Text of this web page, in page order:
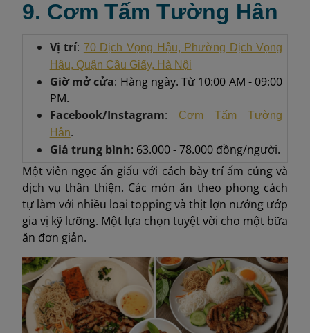
9. Cơm Tấm Tường Hân
Vị trí: 70 Dịch Vọng Hậu, Phường Dịch Vọng
Hậu, Quận Cầu Giấy, Hà Nội
Giờ mở cửa: Hàng ngày. Từ 10:00 AM - 09:00
PM.
Facebook/Instagram:
Cơm Tấm Tường
Hân.
Giá trung bình: 63.000 - 78.000 đồng/người.
Một viên ngọc ẩn giấu với cách bày trí ấm cúng và
dịch vụ thân thiện. Các món ăn theo phong cách
tự làm với nhiều loại topping và thịt lợn nướng ướp
gia vị kỹ lưỡng. Một lựa chọn tuyệt vời cho một bữa
ăn đơn giản.